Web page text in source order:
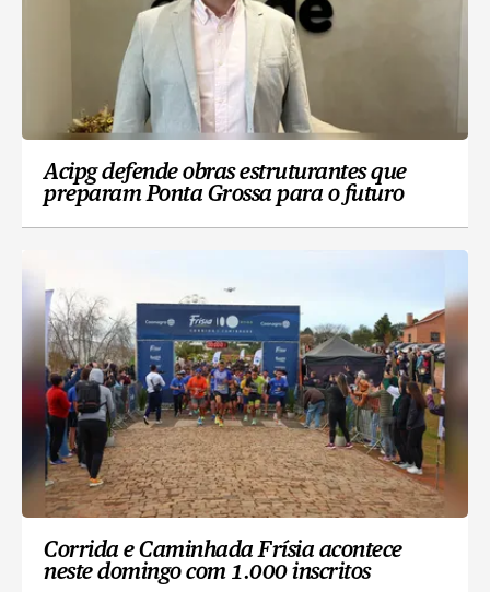
Acipg defende obras estruturantes que
preparam Ponta Grossa para o futuro
Corrida e Caminhada Frísia acontece
neste domingo com 1.000 inscritos